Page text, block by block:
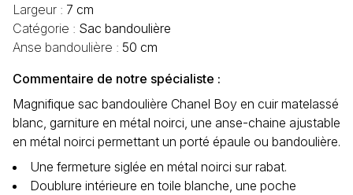
Largeur : 7 cm
Catégorie : Sac bandoulière
Anse bandoulière : 50 cm
Commentaire de notre spécialiste :
Magnifique sac bandoulière Chanel Boy en cuir matelassé
blanc, garniture en métal noirci, une anse-chaine ajustable
en métal noirci permettant un porté épaule ou bandoulière.
Une fermeture siglée en métal noirci sur rabat.
Doublure intérieure en toile blanche, une poche